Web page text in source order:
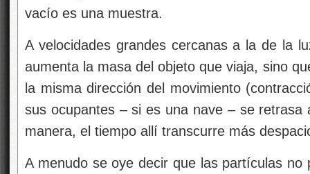
vacío es una muestra.
A velocidades grandes cercanas a la de la
aumenta la masa del objeto que viaja, sino
la misma dirección del movimiento
sus ocupantes – si es una nave – se
manera, el tiempo allí transcurre más
A menudo se oye decir que las partículas no